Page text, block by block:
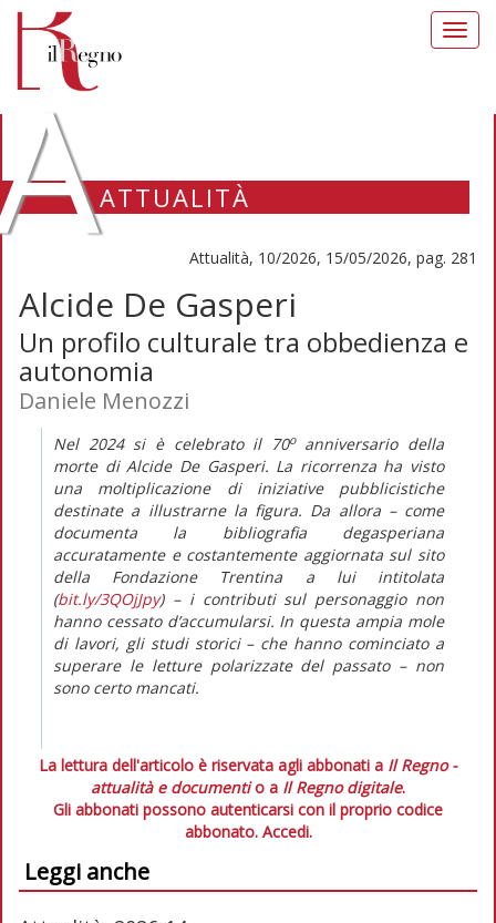
ATTUALITÀ
Attualità, 10/2026, 15/05/2026, pag. 281
Alcide De Gasperi
Un profilo culturale tra obbedienza e
autonomia
Daniele Menozzi
Nel 2024 si è celebrato il 70oanniversario della
morte di Alcide De Gasperi. La ricorrenza ha visto
una moltiplicazione di iniziative pubblicistiche
destinate a illustrarne la figura. Da allora – come
documenta la bibliografia degasperiana
accuratamente e costantemente aggiornata sul sito
della Fondazione Trentina a lui intitolata
(bit.ly/3QOjJpy) – i contributi sul personaggio non
hanno cessato d’accumularsi. In questa ampia mole
di lavori, gli studi storici – che hanno cominciato a
superare le letture polarizzate del passato – non
sono certo mancati.
La lettura dell'articolo è riservata agli abbonati a Il Regno -
attualità e documentio a Il Regno digitale.
Gli abbonati possono autenticarsi con il proprio codice
abbonato. Accedi.
Leggi anche